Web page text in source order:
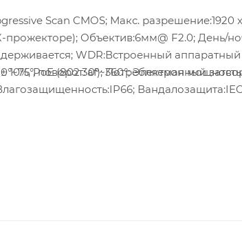
Scan CMOS; Макс. разрешение:1920
Объектив:6мм@ F2.0; День/
WDR:Встроенный
поворот: 0°~360°; Электронный
10%, PoE (802.3af); Потребляемая